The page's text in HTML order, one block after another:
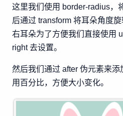
这里我们使用 border-radius，
后通过 transform 将耳朵角度
右耳朵为了方便我们直接使用
right 去设置。
然后我们通过 after 伪元素来
用百分比，方便大小变化。